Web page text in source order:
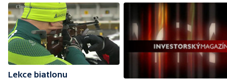
Lekce biatlonu